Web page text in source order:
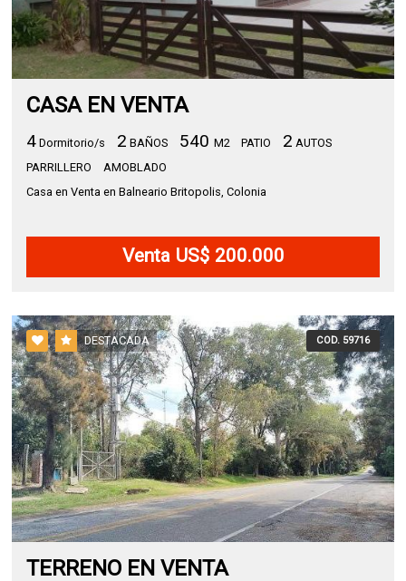
CASA EN VENTA
4 Dormitorio/s 2 BAÑOS 540 M2 PATIO 2 AUTOS
PARRILLERO
AMOBLADO
Casa en Venta en Balneario Britopolis, Colonia
Venta US$ 200.000
DESTACADA COD. 59716
TERRENO EN VENTA